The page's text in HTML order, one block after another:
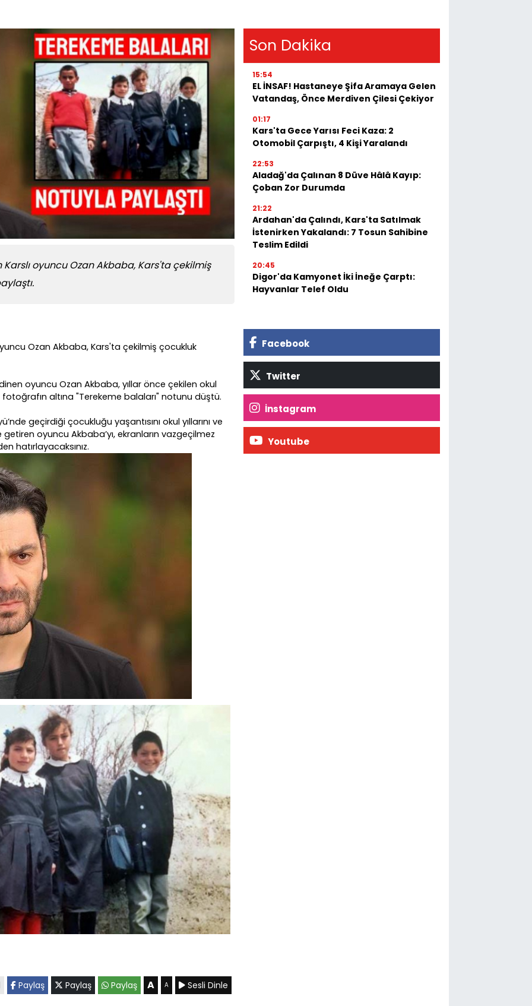
oyuncu Ozan Akbaba, Kars'ta çekilmiş
Ozan Akbaba, Kars'ta çekilmiş çocukluk
oyuncu Ozan Akbaba, yıllar önce çekilen okul
altına "Terekeme balaları" notunu düştü.
geçirdiği çocukluğu yaşantısını okul yıllarını ve
getiren oyuncu Akbaba’yı, ekranların vazgeçilmez
hatırlayacaksınız.
Paylaş Paylaş Paylaş A A Sesli Dinle
Son Dakika
15:54
EL İNSAF! Hastaneye Şifa Aramaya Gelen
Vatandaş, Önce Merdiven Çilesi Çekiyor
01:17
Kars'ta Gece Yarısı Feci Kaza: 2
Otomobil Çarpıştı, 4 Kişi Yaralandı
22:53
Aladağ'da Çalınan 8 Düve Hâlâ Kayıp:
Çoban Zor Durumda
21:22
Ardahan'da Çalındı, Kars'ta Satılmak
İstenirken Yakalandı: 7 Tosun Sahibine
Teslim Edildi
20:45
Digor'da Kamyonet İki İneğe Çarptı:
Hayvanlar Telef Oldu
Facebook
Twitter
İnstagram
Youtube